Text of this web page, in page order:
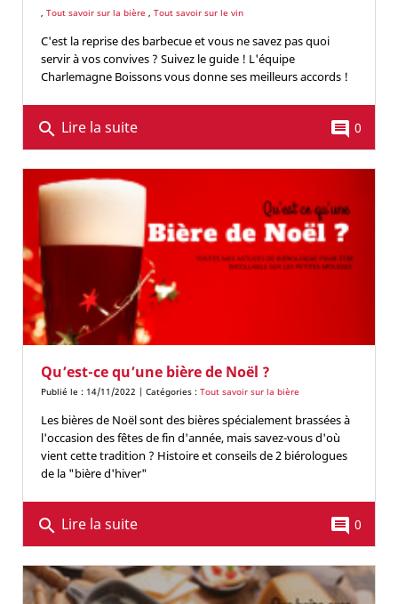
, Tout savoir sur la bière , Tout savoir sur le vin
C'est la reprise des barbecue et vous ne savez pas quoi
servir à vos convives ? Suivez le guide ! L'équipe
Charlemagne Boissons vous donne ses meilleurs accords !
search Lire la suite comment 0
Qu’est-ce qu’une bière de Noël ?
Publié le : 14/11/2022 | Catégories : Tout savoir sur la bière
Les bières de Noël sont des bières spécialement brassées à
l'occasion des fêtes de fin d'année, mais savez-vous d'où
vient cette tradition ? Histoire et conseils de 2 biérologues
de la "bière d'hiver"
search Lire la suite comment 0